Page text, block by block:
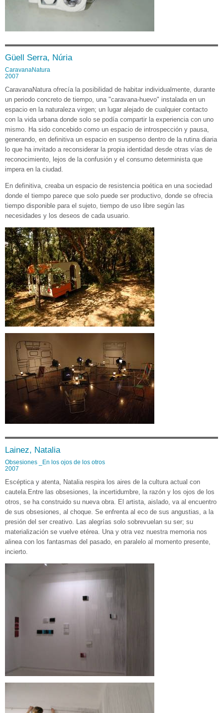
Güell Serra, Núria
CaravanaNatura
2007
CaravanaNatura ofrecía la posibilidad de habitar individualmente, durante
un periodo concreto de tiempo, una "caravana-huevo" instalada en un
espacio en la naturaleza virgen; un lugar alejado de cualquier contacto
con la vida urbana donde solo se podía compartir la experiencia con uno
mismo. Ha sido concebido como un espacio de introspección y pausa,
generando, en definitiva un espacio en suspenso dentro de la rutina diaria
lo que ha invitado a reconsiderar la propia identidad desde otras vías de
reconocimiento, lejos de la confusión y el consumo determinista que
impera en la ciudad.
En definitiva, creaba un espacio de resistencia poética en una sociedad
donde el tiempo parece que solo puede ser productivo, donde se ofrecia
tiempo disponible para el sujeto, tiempo de uso libre según las
necesidades y los deseos de cada usuario.
Lainez, Natalia
Obsesiones _En los ojos de los otros
2007
Escéptica y atenta, Natalia respira los aires de la cultura actual con
cautela.Entre las obsesiones, la incertidumbre, la razón y los ojos de los
otros, se ha construido su nueva obra. El artista, aislado, va al encuentro
de sus obsesiones, al choque. Se enfrenta al eco de sus angustias, a la
presión del ser creativo. Las alegrías solo sobrevuelan su ser; su
materialización se vuelve etérea. Una y otra vez nuestra memoria nos
alinea con los fantasmas del pasado, en paralelo al momento presente,
incierto.